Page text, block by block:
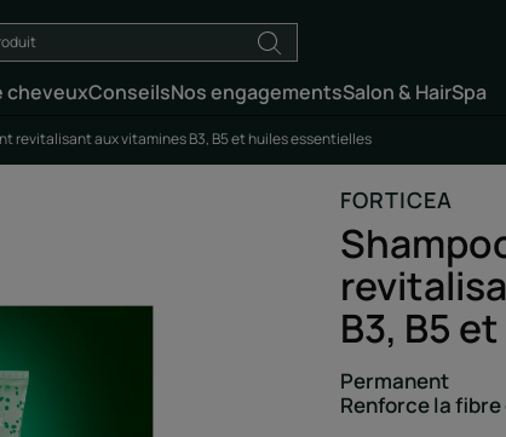
cheveuxConseilsNos engagementsSalon & HairSpa
revitalisant aux vitamines B3, B5 et huiles essentielles
FORTICEA
B3, B5
Permanent
Renforce la